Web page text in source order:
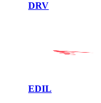
DRV
EDIL